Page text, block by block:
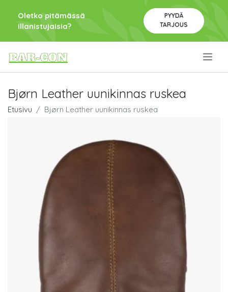
Oletko pitämässä
illanistujaisia?
PYYDÄ
TARJOUS
Bjørn Leather uunikinnas ruskea
Etusivu Bjørn Leather uunikinnas ruskea